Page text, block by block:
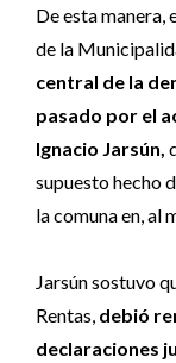
De esta
de la
central de la
pasado por el
Ignacio Jarsún,
supuesto hecho
la comuna en, al
Jarsún sostuvo
Rentas, debió
declaraciones